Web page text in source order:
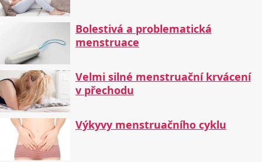
Bolestivá a problematická
menstruace
Velmi silné menstruační krvácení
v přechodu
Výkyvy menstruačního cyklu